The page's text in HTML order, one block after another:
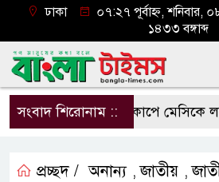
ঢাকা
০৭:২৭ পূর্বাহ্ন, শনিবার,
১৪৩৩ বঙ্গাব্দ
সংবাদ শিরোনাম ::বিশ্বকাপে মেসিকে লক্ষ্য
প্রচ্ছদ / অনান্য ,জাতীয় ,